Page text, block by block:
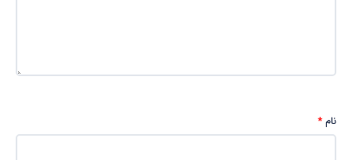
نام*